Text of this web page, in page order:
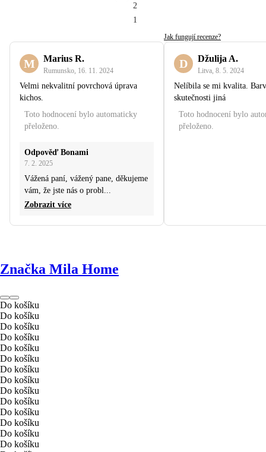
2
1
Jak fungují recenze?
M Marius R.
Rumunsko 16. 11. 2024
Velmi nekvalitní povrchová úprava
kichos.
Toto hodnocení bylo automaticky
přeloženo.
Odpověď Bonami
7. 2. 2025
Vážená paní, vážený pane, děkujeme
vám, že jste nás o probl...
Zobrazit více
D Džulija A.
Litva 8. 5. 2024
Nelíbila se mi kvalita.
skutečnosti jiná
Toto hodnocení bylo
přeloženo.
Značka Mila Home
Do košíku
Do košíku
Do košíku
Do košíku
Do košíku
Do košíku
Do košíku
Do košíku
Do košíku
Do košíku
Do košíku
Do košíku
Do košíku
Do košíku